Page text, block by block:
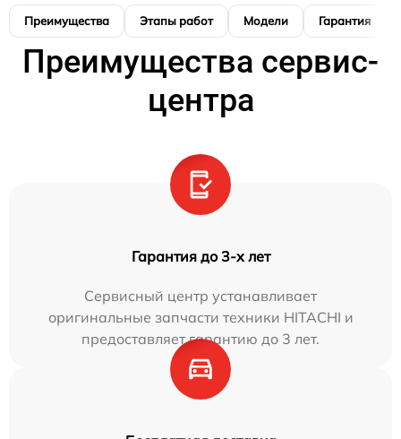
Преимущества Этапы работ Модели Гарантия
Преимущества сервис-
центра
Гарантия до 3-х лет
Сервисный центр устанавливает
оригинальные запчасти техники HITACHI и
предоставляет гарантию до 3 лет.